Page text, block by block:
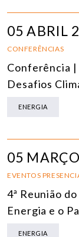
05 ABRIL
CONFERÊNCIAS
Conferência |
Desafios
ENERGIA
05
EVENTOS
4ª Reunião
Energia e o
ENERGIA